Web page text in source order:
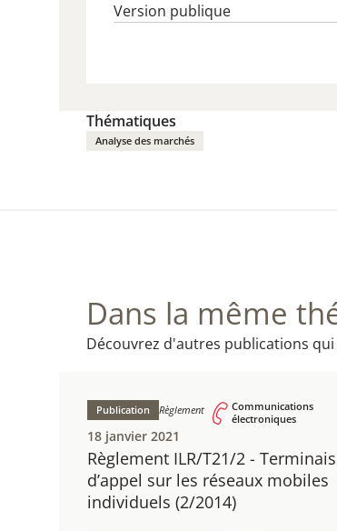
Version publique
Thématiques
Analyse des marchés
Dans la même
Découvrez d'autres publications
Règlement ILR/T21/2 -
d’appel sur les réseaux mobiles
individuels ​(2/2014)
Publication Règlement
Communications
électroniques
18 janvier 2021